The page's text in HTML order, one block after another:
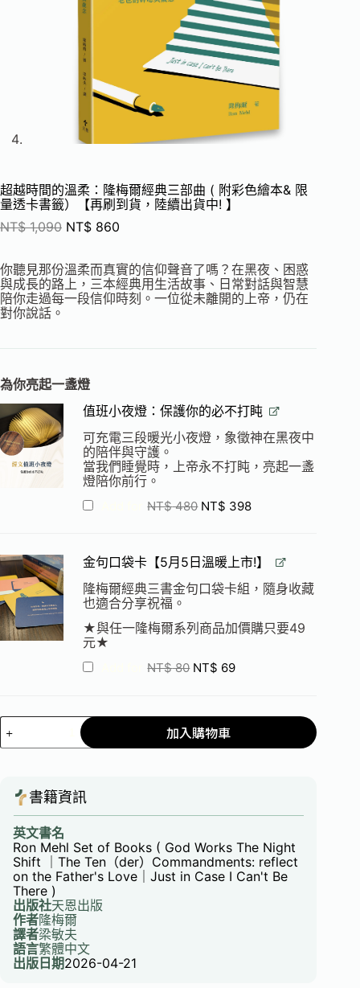
超越時間的溫柔：隆梅爾經典三部曲 ( 附彩色繪本& 限
量透卡書籤）【再刷到貨，陸續出貨中! 】
NT$1,090 NT$ 860
你聽見那份溫柔而真實的信仰聲音了嗎？在黑夜、困惑
與成長的路上，三本經典用生活故事、日常對話與智慧
陪你走過每一段信仰時刻。一位從未離開的上帝，仍在
對你說話。
為你亮起一盞燈
值班小夜燈：保護你的必不打盹
可充電三段暖光小夜燈，象徵神在黑夜中
的陪伴與守護。
當我們睡覺時，上帝永不打盹，亮起一盞
燈陪你前行。
NT$480 NT$ 398
金句口袋卡【5月5日溫暖上市!】
隆梅爾經典三書金句口袋卡組，隨身收藏
也適合分享祝福。
★與任一隆梅爾系列商品加價購只要49
元★
NT$80 NT$ 69
加入購物車
書籍資訊
英文書名
Ron Mehl Set of Books ( God Works The Night
Shift ｜The Ten（der）Commandments: reflect
on the Father's Love｜Just in Case I Can't Be
There )
出版社天恩出版
作者隆梅爾
譯者梁敏夫
語言繁體中文
出版日期2026-04-21